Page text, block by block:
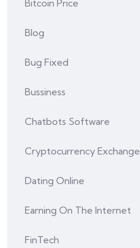
Bitcoin Price
Blog
Bug Fixed
Bussiness
Chatbots Software
Cryptocurrency Exchange
Dating Online
Earning On The Internet
FinTech